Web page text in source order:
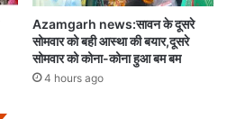
Azamgarh news:सावन के दूसरे
सोमवार को बही आस्था की बयार,दूसरे
सोमवार को कोना-कोना हुआ बम बम
4 hours ago